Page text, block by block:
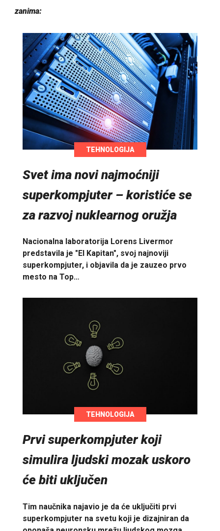
zanima:
TEHNOLOGIJA
Svet ima novi najmoćniji
superkompjuter – koristiće se
za razvoj nuklearnog oružja
Nacionalna laboratorija Lorens Livermor
predstavila je "El Kapitan", svoj najnoviji
superkompjuter, i objavila da je zauzeo prvo
mesto na Top…
TEHNOLOGIJA
Prvi superkompjuter koji
simulira ljudski mozak uskoro
će biti uključen
Tim naučnika najavio je da će uključiti prvi
superkompjuter na svetu koji je dizajniran da